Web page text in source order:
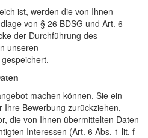
ist, werden die von Ihnen
von § 26 BDSG und Art. 6
der Durchführung des
unseren
machen können, Sie ein
Bewerbung zurückziehen,
die von Ihnen übermittelten Daten
Interessen (Art. 6 Abs. 1 lit. f